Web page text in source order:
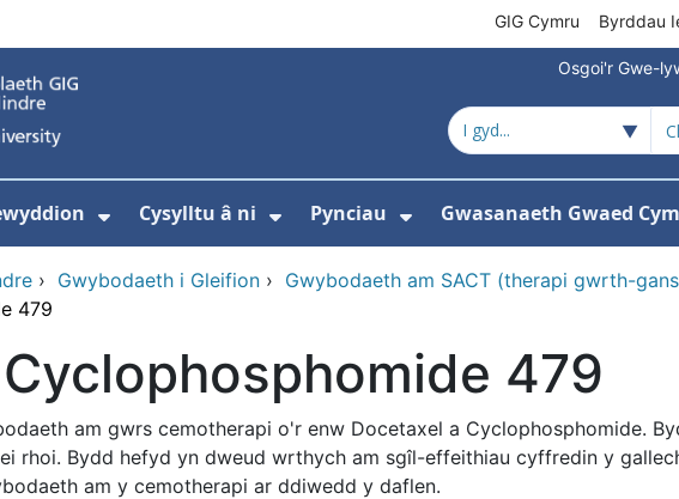
GIG Cymru Byrddau
Osgoi'r Gwe-
Cysylltu â ni Pynciau Gwasanaeth Gwaed
› Gwybodaeth i Gleifion › Gwybodaeth am SACT (therapi gwrth-
479
479
am gwrs cemotherapi o'r enw Docetaxel a Cyclophosphomide.
rhoi. Bydd hefyd yn dweud wrthych am sgîl-effeithiau cyffredin y
am y cemotherapi ar ddiwedd y daflen.